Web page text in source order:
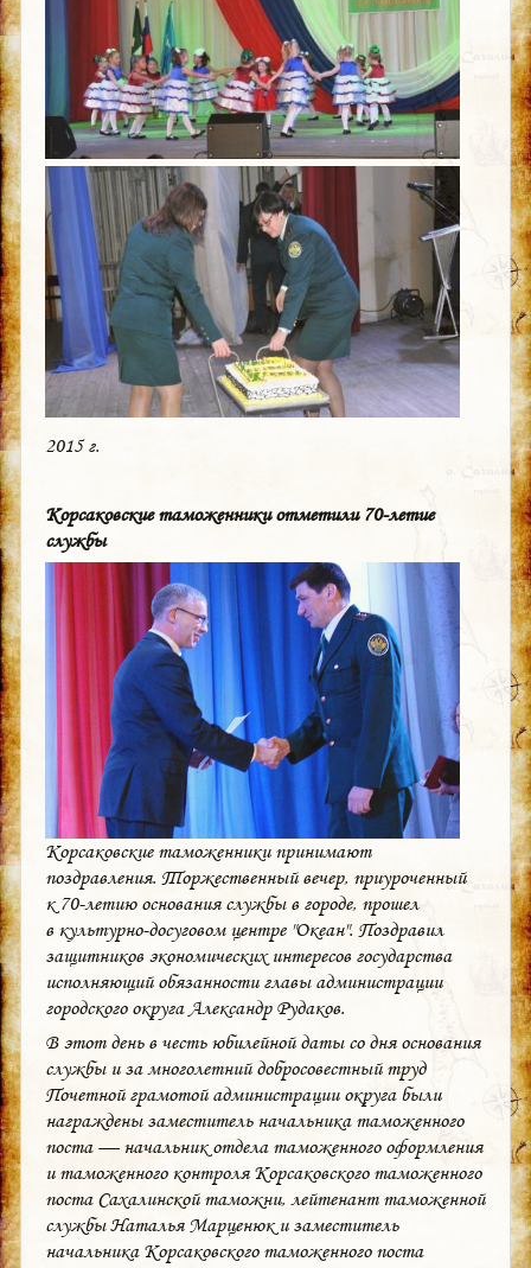
2015 г.
Корсаковские таможенники отметили 70-летие
службы
Корсаковские таможенники принимают
поздравления. Торжественный вечер, приуроченный
к 70-летию основания службы в городе, прошел
в культурно-досуговом центре "Океан". Поздравил
защитников экономических интересов государства
исполняющий обязанности главы администрации
городского округа Александр Рудаков.
В этот день в честь юбилейной даты со дня основания
службы и за многолетний добросовестный труд
Почетной грамотой администрации округа были
награждены заместитель начальника таможенного
поста — начальник отдела таможенного оформления
и таможенного контроля Корсаковского таможенного
поста Сахалинской таможни, лейтенант таможенной
службы Наталья Марценюк и заместитель
начальника Корсаковского таможенного поста